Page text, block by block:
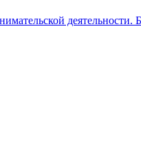
деятельности.